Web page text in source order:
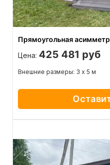
Прямоугольная
Цена: 425 481 руб
Внешние размеры: 3 х 5 м